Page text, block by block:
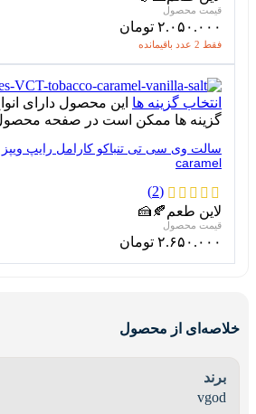
۲.۰۵۰.۰۰۰ تومان
فقط 2 عدد باقیمانده
انتخاب گزینه ها این محصول دارای
گزینه ها ممکن است در صفحه
caramel
(2)
لاین طعم 🍂
🍰
۲.۶۵۰.۰۰۰ تومان
خلاصه‌ای از محصول
برند
vgod